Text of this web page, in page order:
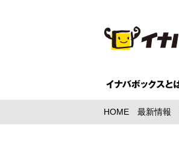
HOME 最新情報